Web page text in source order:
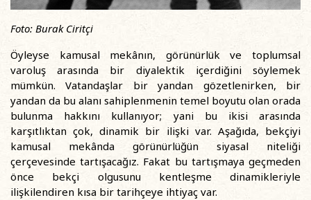
Foto: Burak Ciritçi
Öyleyse kamusal mekânın, görünürlük ve toplumsal
varoluş arasında bir diyalektik içerdiğini söylemek
mümkün. Vatandaşlar bir yandan gözetlenirken, bir
yandan da bu alanı sahiplenmenin temel boyutu olan orada
bulunma hakkını kullanıyor; yani bu ikisi arasında
karşıtlıktan çok, dinamik bir ilişki var. Aşağıda, bekçiyi
kamusal mekânda görünürlüğün siyasal niteliği
çerçevesinde tartışacağız. Fakat bu tartışmaya geçmeden
önce bekçi olgusunu kentleşme dinamikleriyle
ilişkilendiren kısa bir tarihçeye ihtiyaç var.